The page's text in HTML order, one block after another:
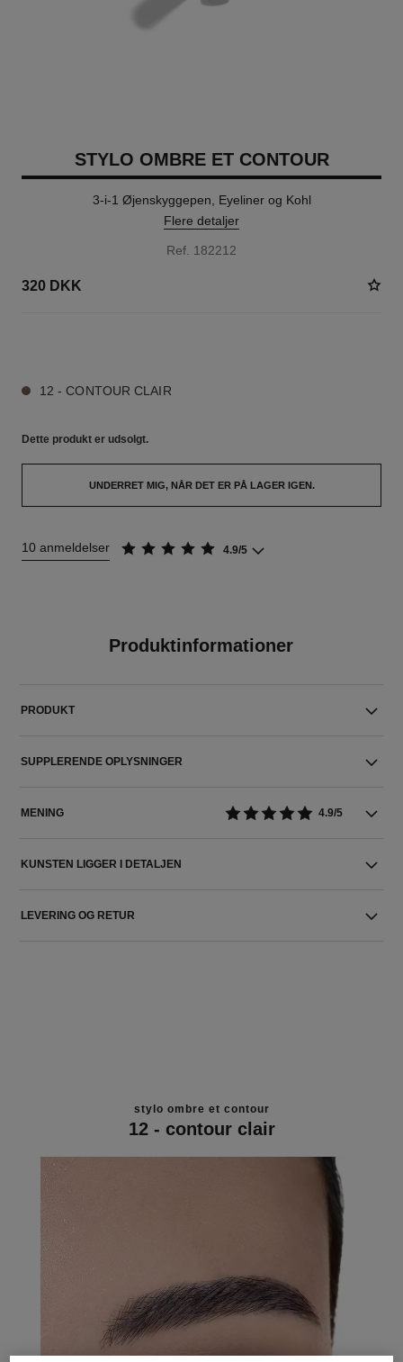
STYLO OMBRE ET CONTOUR
3-i-1 Øjenskyggepen, Eyeliner og Kohl
Flere detaljer
Ref. 182212
320 DKK
12 - CONTOUR CLAIR
Dette produkt er udsolgt.
UNDERRET MIG, NÅR DET ER PÅ LAGER IGEN.
10 anmeldelser 4.9/5
Produktinformationer
PRODUKT
SUPPLERENDE OPLYSNINGER
MENING 4.9/5
KUNSTEN LIGGER I DETALJEN
LEVERING OG RETUR
stylo ombre et contour
12 - contour clair